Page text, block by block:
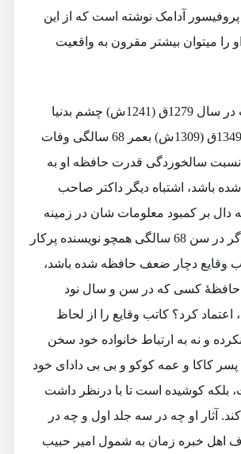
پروفیسور آدامک نوشته است که از این
را میتوان بیشتر مقرون به واقعیت
فیض محمد کاتب در سال 1279ق (1241ش) چشم بدنیا
گشود و در سال 1349ق (1309ش) بعمر 68 سالگی وفات
نسبت سالخوردگی قدرت حافظه او به
باشد، اشتباه دیگر داکتر صاحب
بر کمبود معلومات شان در زمینه
پنداشته میشود. اگر در سن 68 سالگی همچو نویسنده پرکار
وقایع دچار ضعف حافظه شده باشد،
حافظۀ کسی که در سن و سال نود
اعتماد کرد؟ کاتب وقایع را از لحاظ
و نه به ارتباط خانواده خود سخن
پسر کاکا و عمه کوکو و بی بی دادای خود
بلکه کوشیده است تا با درنظر داشت
آثار او چه در سه جلد اول و چه در
اهل خبره زمان به شمول امیر حبیب